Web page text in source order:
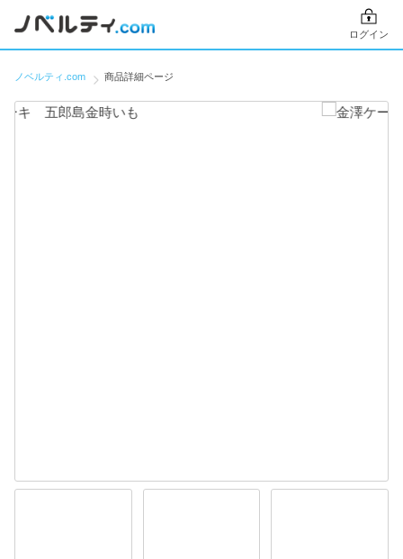
ログイン
ノベルティ.com 商品詳細ページ